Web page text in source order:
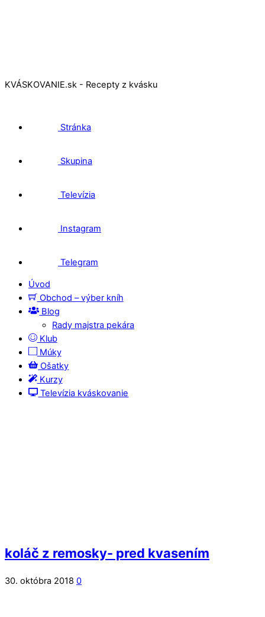
KVÁSKOVANIE.sk - Recepty z kvásku
Stránka
Skupina
Televízia
Instagram
Telegram
Úvod
Obchod – výber kníh
Blog
Rady majstra pekára
Klub
Múky
Ošatky
Kurzy
Televízia kváskovanie
koláč z remosky- pred kvasením
30. októbra 2018 0